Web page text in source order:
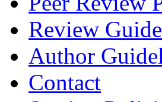
Review
Author
Contact